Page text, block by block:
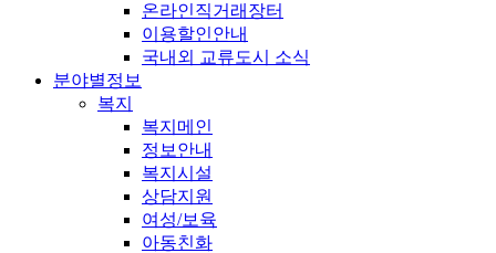
온라인직거래장터
이용할인안내
국내외 교류도시 소식
분야별정보
복지
복지메인
정보안내
복지시설
상담지원
여성/보육
아동친화